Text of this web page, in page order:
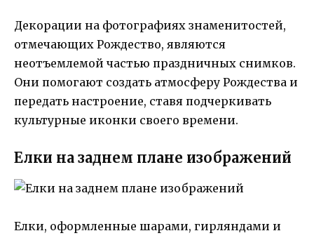
Декорации на фотографиях знаменитостей,
отмечающих Рождество, являются
неотъемлемой частью праздничных снимков.
Они помогают создать атмосферу Рождества и
передать настроение, ставя подчеркивать
культурные иконки своего времени.
Елки на заднем плане изображений
Елки, оформленные шарами, гирляндами и